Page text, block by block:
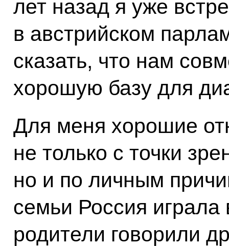
лет назад я уже
в австрийском
сказать, что нам
хорошую базу для
Для меня хорошие
не только с точки
но и по личным
семьи Россия
родители говорили